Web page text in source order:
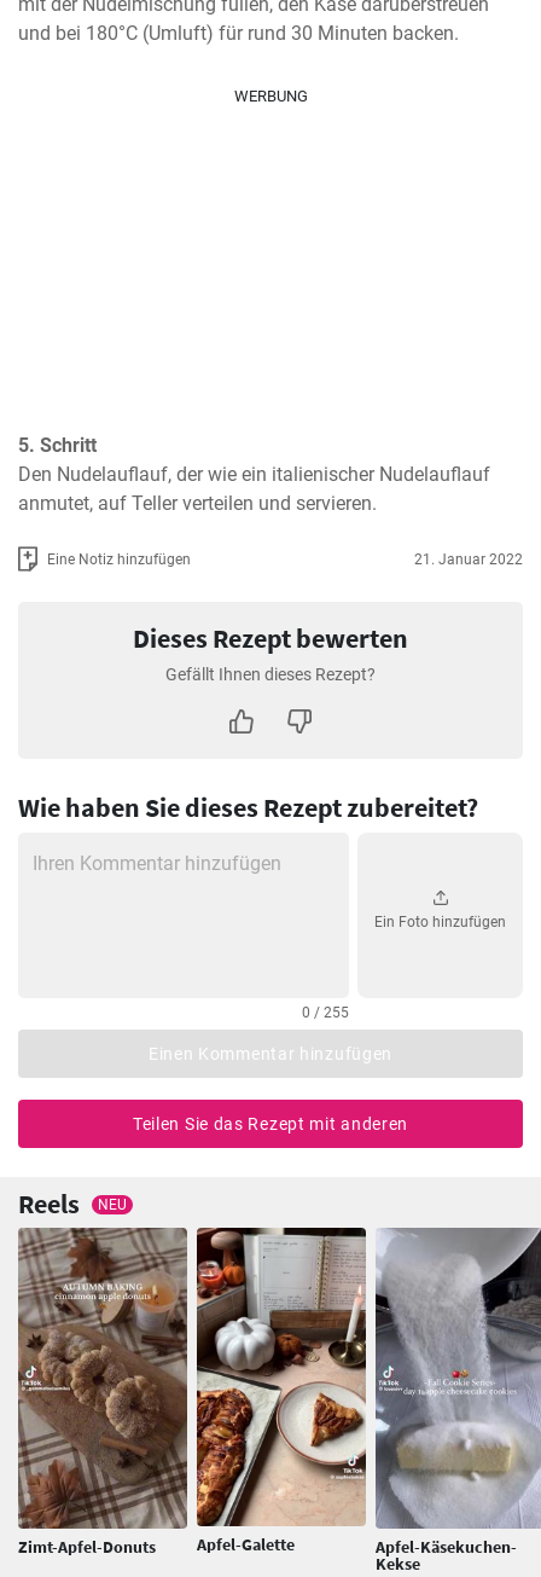
und bei 180°C (Umluft) für rund 30 Minuten backen.
WERBUNG
5. Schritt
Den Nudelauflauf, der wie ein italienischer Nudelauflauf
anmutet, auf Teller verteilen und servieren.
Eine Notiz hinzufügen 21. Januar 2022
Dieses Rezept bewerten
Gefällt Ihnen dieses Rezept?
Wie haben Sie dieses Rezept zubereitet?
0 / 255
Ein Foto hinzufügen
Einen Kommentar hinzufügen
Teilen Sie das Rezept mit anderen
Reels NEU
Zimt-Apfel-Donuts Apfel-Galette Apfel-Käsekuchen-
Kekse